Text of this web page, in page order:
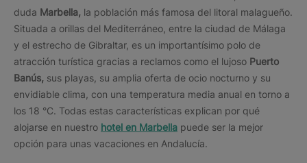
duda Marbella, la población más famosa del litoral malagueño.
Situada a orillas del Mediterráneo, entre la ciudad de Málaga
y el estrecho de Gibraltar, es un importantísimo polo de
atracción turística gracias a reclamos como el lujoso Puerto
Banús, sus playas, su amplia oferta de ocio nocturno y su
envidiable clima, con una temperatura media anual en torno a
los 18 °C. Todas estas características explican por qué
alojarse en nuestro hotel en Marbella puede ser la mejor
opción para unas vacaciones en Andalucía.